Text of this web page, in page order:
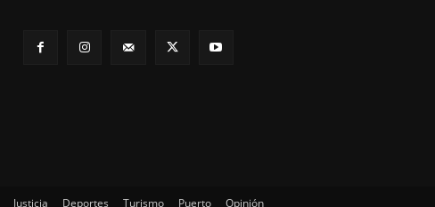
Justicia Deportes Turismo Puerto Opinión